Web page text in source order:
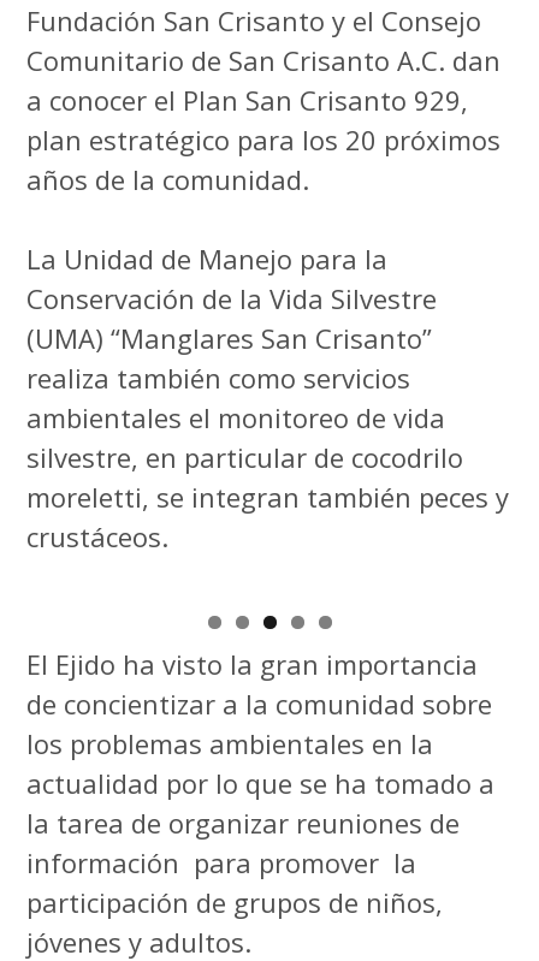
Fundación San Crisanto y el Consejo
Comunitario de San Crisanto A.C. dan
a conocer el Plan San Crisanto 929,
plan estratégico para los 20 próximos
años de la comunidad.
La Unidad de Manejo para la
Conservación de la Vida Silvestre
(UMA) “Manglares San Crisanto”
realiza también como servicios
ambientales el monitoreo de vida
silvestre, en particular de cocodrilo
moreletti, se integran también peces y
crustáceos.
El Ejido ha visto la gran importancia
de concientizar a la comunidad sobre
los problemas ambientales en la
actualidad por lo que se ha tomado a
la tarea de organizar reuniones de
información para promover la
participación de grupos de niños,
jóvenes y adultos.